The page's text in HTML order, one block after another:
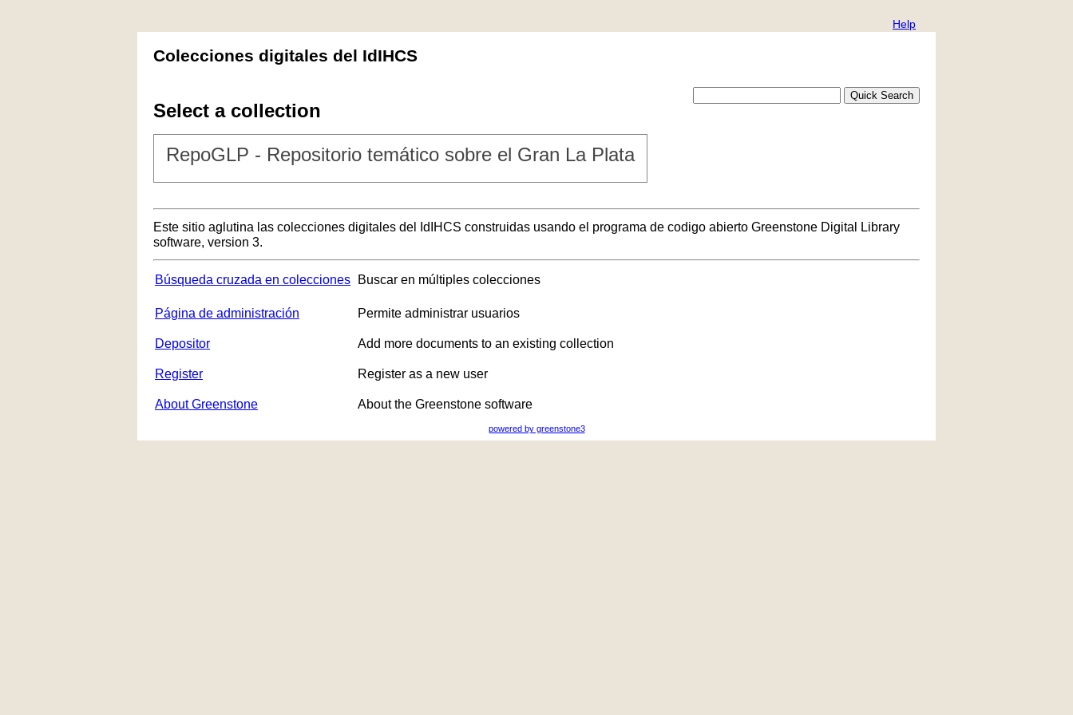
Help
Colecciones digitales del IdIHCS
Select a collection
RepoGLP - Repositorio temático sobre el Gran La Plata
Este sitio aglutina las colecciones digitales del IdIHCS construidas usando el programa de codigo abierto Greenstone Digital Library
software, version 3.
Búsqueda cruzada en colecciones Buscar en múltiples colecciones
Página de administración Permite administrar usuarios
Depositor Add more documents to an existing collection
Register Register as a new user
About Greenstone About the Greenstone software
powered by greenstone3